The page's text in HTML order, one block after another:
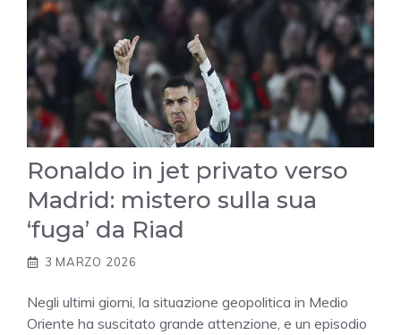
Ronaldo in jet privato verso
Madrid: mistero sulla sua
‘fuga’ da Riad
3 MARZO 2026
Negli ultimi giorni, la situazione geopolitica in Medio
Oriente ha suscitato grande attenzione, e un episodio